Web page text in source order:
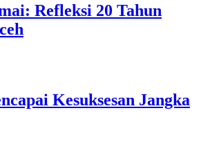
Refleksi 20 Tahun
Kesuksesan Jangka